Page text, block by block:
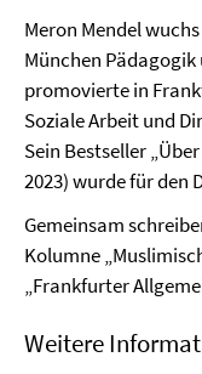
Meron Mendel
München
promovierte in
Soziale Arbeit und
Sein Bestseller
2023) wurde für den
Gemeinsam
Kolumne
„Frankfurter
Weitere